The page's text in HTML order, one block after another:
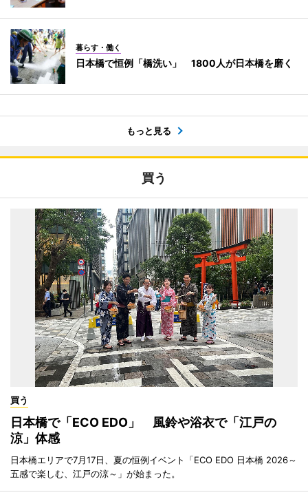
暮らす・働く
日本橋で恒例「橋洗い」 1800人が日本橋を磨く
もっと見る
買う
買う
日本橋で「ECO EDO」 風鈴や浴衣で「江戸の
涼」体感
日本橋エリアで7月17日、夏の恒例イベント「ECO EDO 日本橋 2026～
五感で楽しむ、江戸の涼～」が始まった。